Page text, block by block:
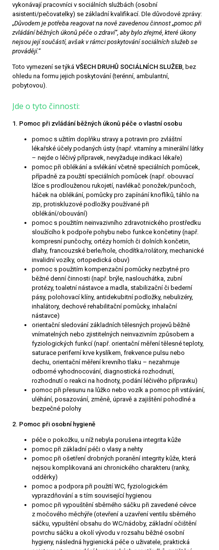
vykonávají pracovníci v sociálních službách (osobní
asistenti/pečovatelky) se základní kvalifikací. Dle důvodové zprávy:
„Důvodem je potřeba reagovat na nově zavedenou činnost „pomoc při
zvládání běžných úkonů péče o zdraví“, aby bylo zřejmé, které úkony
nejsou její součástí, avšak v rámci poskytování sociálních služeb se
provádějí.“
Toto vymezení se týká VŠECH DRUHŮ SOCIÁLNÍCH SLUŽEB, bez
ohledu na formu jejich poskytování (terénní, ambulantní,
pobytovou).
Jde o tyto činnosti:
1. Pomoc při zvládání běžných úkonů péče o vlastní osobu
pomoc s užitím doplňku stravy a potravin pro zvláštní
lékařské účely podaných ústy (např. vitamíny a minerální látky
– nejde o léčivý přípravek, nevyžaduje indikaci lékaře)
pomoc při oblékání a svlékání včetně speciálních pomůcek,
případně za použití speciálních pomůcek (např. obouvací
lžíce s prodlouženou rukojetí, navlékač ponožek/punčoch,
háček na oblékání, pomůcky pro zapínání knoflíků, táhlo na
zip, protiskluzové podložky používané při
oblékání/obouvání)
pomoc s použitím neinvazivního zdravotnického prostředku
sloužícího k podpoře pohybu nebo funkce končetiny (např.
kompresní punčochy, ortézy horních či dolních končetin,
dlahy, francouzské berle/hole, chodítka/rolátory, mechanické
invalidní vozíky, ortopedická obuv)
pomoc s použitím kompenzační pomůcky nezbytné pro
běžné denní činnosti (např. brýle, naslouchátka, zubní
protézy, toaletní nástavce a madla, stabilizační či bederní
pásy, polohovací klíny, antidekubitní podložky, nebulizéry,
inhalátory, dechové rehabilitační pomůcky, inhalační
nástavce)
orientační sledování základních tělesných projevů běžně
vnímatelných nebo zjistitelných neinvazivním způsobem a
fyziologických funkcí (např. orientační měření tělesné teploty,
saturace periferní krve kyslíkem, frekvence pulsu nebo
dechu, orientační měření krevního tlaku – nezahrnuje
odborné vyhodnocování, diagnostická rozhodnutí,
rozhodnutí o reakci na hodnoty, podání léčivého přípravku)
pomoc při přesunu na lůžko nebo vozík a pomoc při vstávání,
uléhání, posazování, změně, úpravě a zajištění pohodlné a
bezpečné polohy
2. Pomoc při osobní hygieně
péče o pokožku, u níž nebyla porušena integrita kůže
pomoc při základní péči o vlasy a nehty
pomoc při ošetření drobných poranění integrity kůže, která
nejsou komplikovaná ani chronického charakteru (ranky,
odděrky)
pomoc a podpora při použití WC, fyziologickém
vyprazdňování a s tím související hygienou
pomoc při vypouštění sběrného sáčku při zavedené cévce
z močového měchýře (otevření a uzavření ventilu sběrného
sáčku, vypuštění obsahu do WC/nádoby, základní očištění
povrchu sáčku a okolí vývodu v rozsahu běžné osobní
hygieny, následná hygienická péče o uživatele, praktická